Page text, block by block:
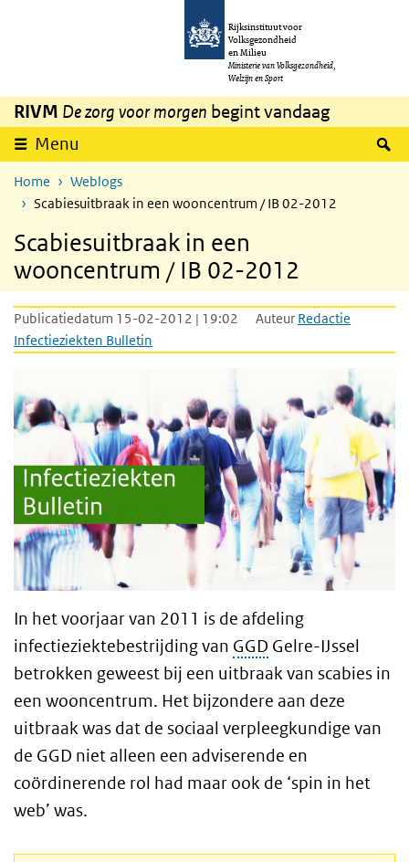
Overslaan en naar de inhoud gaan
Rijksinstituut voor
Volksgezondheid
en Milieu
Ministerie van Volksgezondheid,
Welzijn en Sport
RIVM De zorg voor morgen begint vandaag
Menu
Home
Weblogs
Scabiesuitbraak in een wooncentrum / IB 02-2012
Scabiesuitbraak in een
wooncentrum / IB 02-2012
Publicatiedatum 15-02-2012 | 19:02 Auteur Redactie
Infectieziekten Bulletin
In het voorjaar van 2011 is de afdeling
infectieziektebestrijding van GGD Gelre-IJssel
betrokken geweest bij een uitbraak van scabies in
een wooncentrum. Het bijzondere aan deze
uitbraak was dat de sociaal verpleegkundige van
de GGD niet alleen een adviserende en
coördinerende rol had maar ook de ‘spin in het
web’ was.